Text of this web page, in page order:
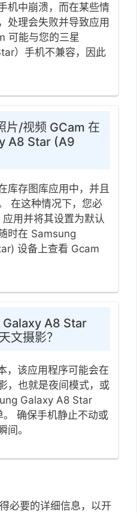
机中崩溃，而在某些情
处理会失败并导致应用
可能与您的三星
）手机不兼容，因此
片/视频 GCam 在
A8 Star (A9
库存图库应用中，并且
在这种情况下，您必
用并将其设置为默认
时在 Samsung
设备上查看 Gcam
A8 Star
文摄影？
，该应用程序可能会在
，也就是夜间模式，或
Galaxy A8 Star
确保手机静止不动或
间。
必要的详细信息，以开